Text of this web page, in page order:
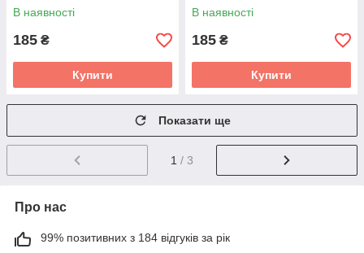
В наявності
185 ₴
Купити
В наявності
185 ₴
Купити
Показати ще
1 / 3
Про нас
99% позитивних з 184 відгуків за рік